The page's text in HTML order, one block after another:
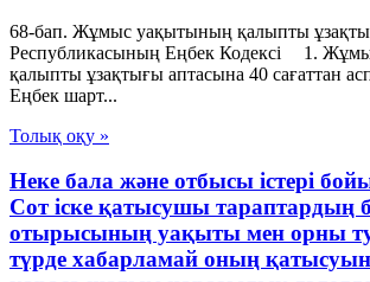
68-бап. Жұмыс уақытының қалыпты
Республикасының Еңбек Кодексі 1.
қалыпты ұзақтығы аптасына 40 сағаттан
Еңбек шарт...
Толық оқу »
Неке бала және отбысы істері
Сот іске қатысушы тараптардың
отырысының уақыты мен орны
түрде хабарламай оның